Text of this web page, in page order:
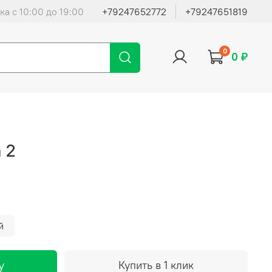
с 10:00 до 19:00 +79247652772 +79247651819
0 0 ₽
2
Купить в 1 клик